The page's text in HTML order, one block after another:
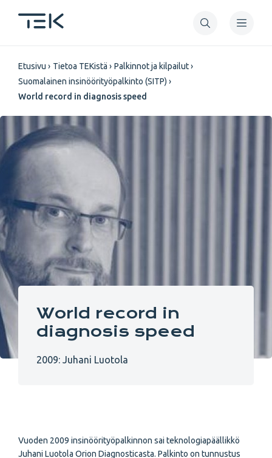
pääsisältöön
Murupolku
Etusivu Tietoa TEKistä
Palkinnot ja kilpailut
Suomalainen insinöörityöpalkinto (SITP)
World record in diagnosis speed
World record in
diagnosis speed
2009: Juhani Luotola
Vuoden 2009 insinöörityöpalkinnon sai teknologiapäällikkö
Juhani Luotola Orion Diagnosticasta. Palkinto on tunnustus